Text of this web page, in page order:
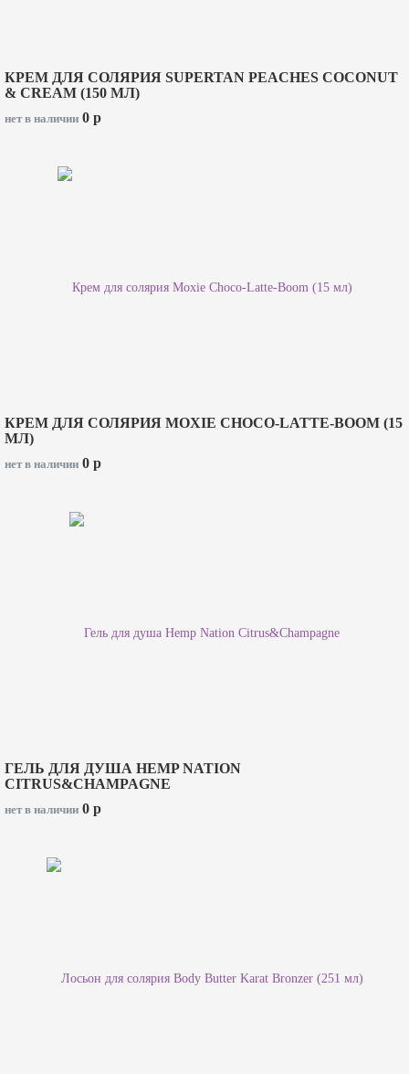
КРЕМ ДЛЯ СОЛЯРИЯ SUPERTAN PEACHES COCONUT
& CREAM (150 МЛ)
нет в наличии 0 p
КРЕМ ДЛЯ СОЛЯРИЯ MOXIE CHOCO-LATTE-BOOM (15
МЛ)
нет в наличии 0 p
ГЕЛЬ ДЛЯ ДУША HEMP NATION
CITRUS&CHAMPAGNE
нет в наличии 0 p